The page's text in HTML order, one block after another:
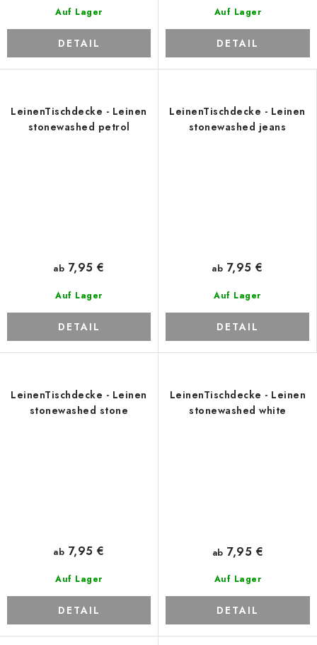
Auf Lager
DETAIL
Auf Lager
DETAIL
LeinenTischdecke - Leinen
stonewashed petrol
Auf Lager
ab 7,95 €
DETAIL
LeinenTischdecke - Leinen
stonewashed jeans
Auf Lager
ab 7,95 €
DETAIL
LeinenTischdecke - Leinen
stonewashed stone
Auf Lager
ab 7,95 €
DETAIL
LeinenTischdecke - Leinen
stonewashed white
Auf Lager
ab 7,95 €
DETAIL